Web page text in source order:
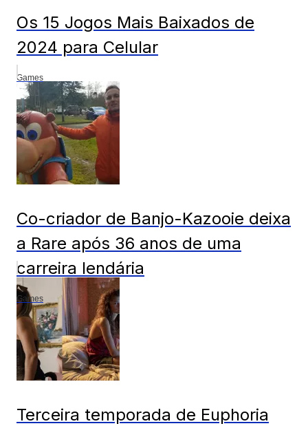
Os 15 Jogos Mais Baixados de
2024 para Celular
Games
Co-criador de Banjo-Kazooie deixa
a Rare após 36 anos de uma
carreira lendária
Games
Terceira temporada de Euphoria